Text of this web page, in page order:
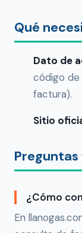
Qué
Dato de
código de
factura).
Sitio
¿Cómo
En